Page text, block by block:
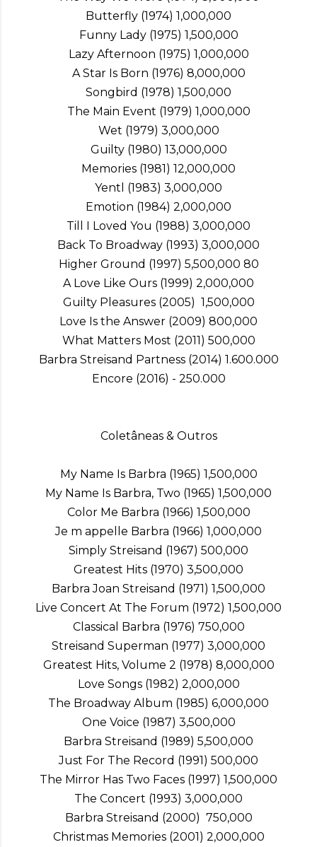
Butterfly (1974) 1,000,000
Funny Lady (1975) 1,500,000
Lazy Afternoon (1975) 1,000,000
A Star Is Born (1976) 8,000,000
Songbird (1978) 1,500,000
The Main Event (1979) 1,000,000
Wet (1979) 3,000,000
Guilty (1980) 13,000,000
Memories (1981) 12,000,000
Yentl (1983) 3,000,000
Emotion (1984) 2,000,000
Till I Loved You (1988) 3,000,000
Back To Broadway (1993) 3,000,000
Higher Ground (1997) 5,500,000 80
A Love Like Ours (1999) 2,000,000
Guilty Pleasures (2005) 1,500,000
Love Is the Answer (2009) 800,000
What Matters Most (2011) 500,000
Barbra Streisand Partness (2014) 1.600.000
Encore (2016) - 250.000
Coletâneas & Outros
My Name Is Barbra (1965) 1,500,000
My Name Is Barbra, Two (1965) 1,500,000
Color Me Barbra (1966) 1,500,000
Je m appelle Barbra (1966) 1,000,000
Simply Streisand (1967) 500,000
Greatest Hits (1970) 3,500,000
Barbra Joan Streisand (1971) 1,500,000
Live Concert At The Forum (1972) 1,500,000
Classical Barbra (1976) 750,000
Streisand Superman (1977) 3,000,000
Greatest Hits, Volume 2 (1978) 8,000,000
Love Songs (1982) 2,000,000
The Broadway Album (1985) 6,000,000
One Voice (1987) 3,500,000
Barbra Streisand (1989) 5,500,000
Just For The Record (1991) 500,000
The Mirror Has Two Faces (1997) 1,500,000
The Concert (1993) 3,000,000
Barbra Streisand (2000) 750,000
Christmas Memories (2001) 2,000,000